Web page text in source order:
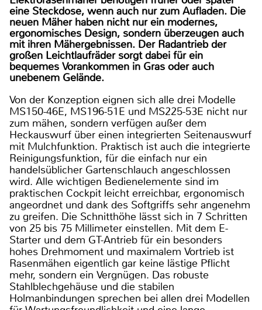
eine Steckdose, wenn auch nur zum Aufladen. Die
neuen Mäher haben nicht nur ein modernes,
ergonomisches Design, sondern überzeugen auch
mit ihren Mähergebnissen. Der Radantrieb der
großen Leichtlaufräder sorgt dabei für ein
bequemes Vorankommen in Gras oder auch
unebenem Gelände.
Von der Konzeption eignen sich alle drei Modelle
MS150-46E, MS196-51E und MS225-53E nicht nur
zum mähen, sondern verfügen außer dem
Heckauswurf über einen integrierten Seitenauswurf
mit Mulchfunktion. Praktisch ist auch die integrierte
Reinigungsfunktion, für die einfach nur ein
handelsüblicher Gartenschlauch angeschlossen
wird. Alle wichtigen Bedienelemente sind im
praktischen Cockpit leicht erreichbar, ergonomisch
angeordnet und dank des Softgriffs sehr angenehm
zu greifen. Die Schnitthöhe lässt sich in 7 Schritten
von 25 bis 75 Millimeter einstellen. Mit dem E-
Starter und dem GT-Antrieb für ein besonders
hohes Drehmoment und maximalem Vortrieb ist
Rasenmähen eigentlich gar keine lästige Pflicht
mehr, sondern ein Vergnügen. Das robuste
Stahlblechgehäuse und die stabilen
Holmanbindungen sprechen bei allen drei Modellen